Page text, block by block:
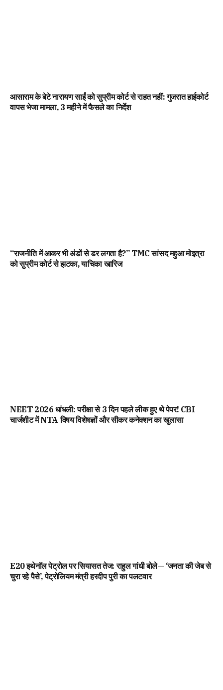
आसाराम के बेटे नारायण साईं को सुप्रीम कोर्ट से राहत नहीं: गुजरात हाईकोर्ट
वापस भेजा मामला, 3 महीने में फैसले का निर्देश
“राजनीति में आकर भी अंडों से डर लगता है?” TMC सांसद महुआ मोइत्रा
को सुप्रीम कोर्ट से झटका, याचिका खारिज
NEET 2026 धांधली: परीक्षा से 3 दिन पहले लीक हुए थे पेपर! CBI
चार्जशीट में NTA विषय विशेषज्ञों और सीकर कनेक्शन का खुलासा
E20 इथेनॉल पेट्रोल पर सियासत तेज: राहुल गांधी बोले— ‘जनता की जेब से
चुरा रहे पैसे’, पेट्रोलियम मंत्री हरदीप पुरी का पलटवार